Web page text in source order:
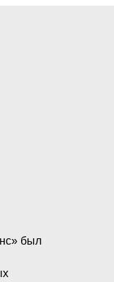
был